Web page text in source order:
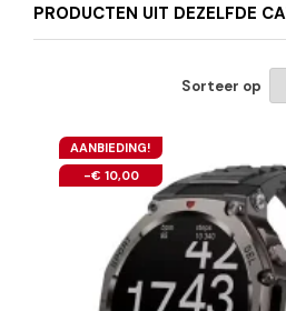
PRODUCTEN UIT DEZELFDE
Sorteer op
AANBIEDING!
-€ 10,00